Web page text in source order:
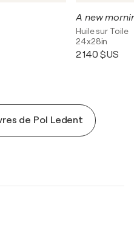
A new
Huile sur Toile
24x28in
2 140 $US
de Pol Ledent